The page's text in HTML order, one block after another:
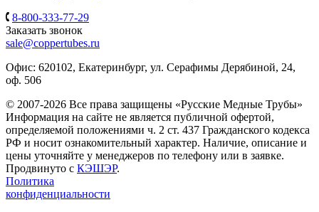
8-800-333-77-29
Заказать звонок
sale@coppertubes.ru
Офис: 620102, Екатеринбург, ул. Серафимы Дерябиной, 24,
оф. 506
© 2007-2026 Все права защищены «Русские Медные Трубы»
Информация на сайте не является публичной офертой,
определяемой положениями ч. 2 ст. 437 Гражданского кодекса
РФ и носит ознакомительный характер. Наличие, описание и
цены уточняйте у менеджеров по телефону или в заявке.
Продвинуто с КЭШЭР.
Политика
конфиденциальности